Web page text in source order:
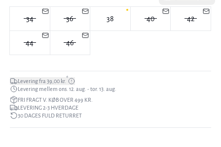
34 36 38 40 42
44 46
Levering fra 39,00 kr.*
Levering mellem ons. 12. aug. - tor. 13. aug.
FRI FRAGT V. KØB OVER 499 KR.
LEVERING 2-3 HVERDAGE
30 DAGES FULD RETURRET